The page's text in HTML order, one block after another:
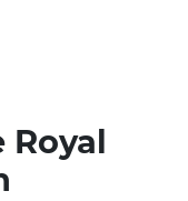
Royal